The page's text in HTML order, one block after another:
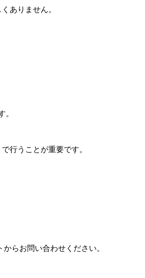
ありません。
。
行うことが重要です。
らお問い合わせください。